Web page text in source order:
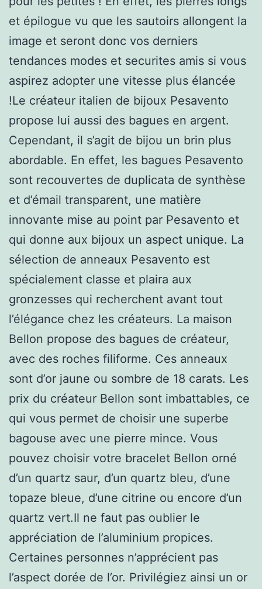
et épilogue vu que les sautoirs allongent la
image et seront donc vos derniers
tendances modes et securites amis si vous
aspirez adopter une vitesse plus élancée
!Le créateur italien de bijoux Pesavento
propose lui aussi des bagues en argent.
Cependant, il s’agit de bijou un brin plus
abordable. En effet, les bagues Pesavento
sont recouvertes de duplicata de synthèse
et d’émail transparent, une matière
innovante mise au point par Pesavento et
qui donne aux bijoux un aspect unique. La
sélection de anneaux Pesavento est
spécialement classe et plaira aux
gronzesses qui recherchent avant tout
l’élégance chez les créateurs. La maison
Bellon propose des bagues de créateur,
avec des roches filiforme. Ces anneaux
sont d’or jaune ou sombre de 18 carats. Les
prix du créateur Bellon sont imbattables, ce
qui vous permet de choisir une superbe
bagouse avec une pierre mince. Vous
pouvez choisir votre bracelet Bellon orné
d’un quartz saur, d’un quartz bleu, d’une
topaze bleue, d’une citrine ou encore d’un
quartz vert.Il ne faut pas oublier le
appréciation de l’aluminium propices.
Certaines personnes n’apprécient pas
l’aspect dorée de l’or. Privilégiez ainsi un or